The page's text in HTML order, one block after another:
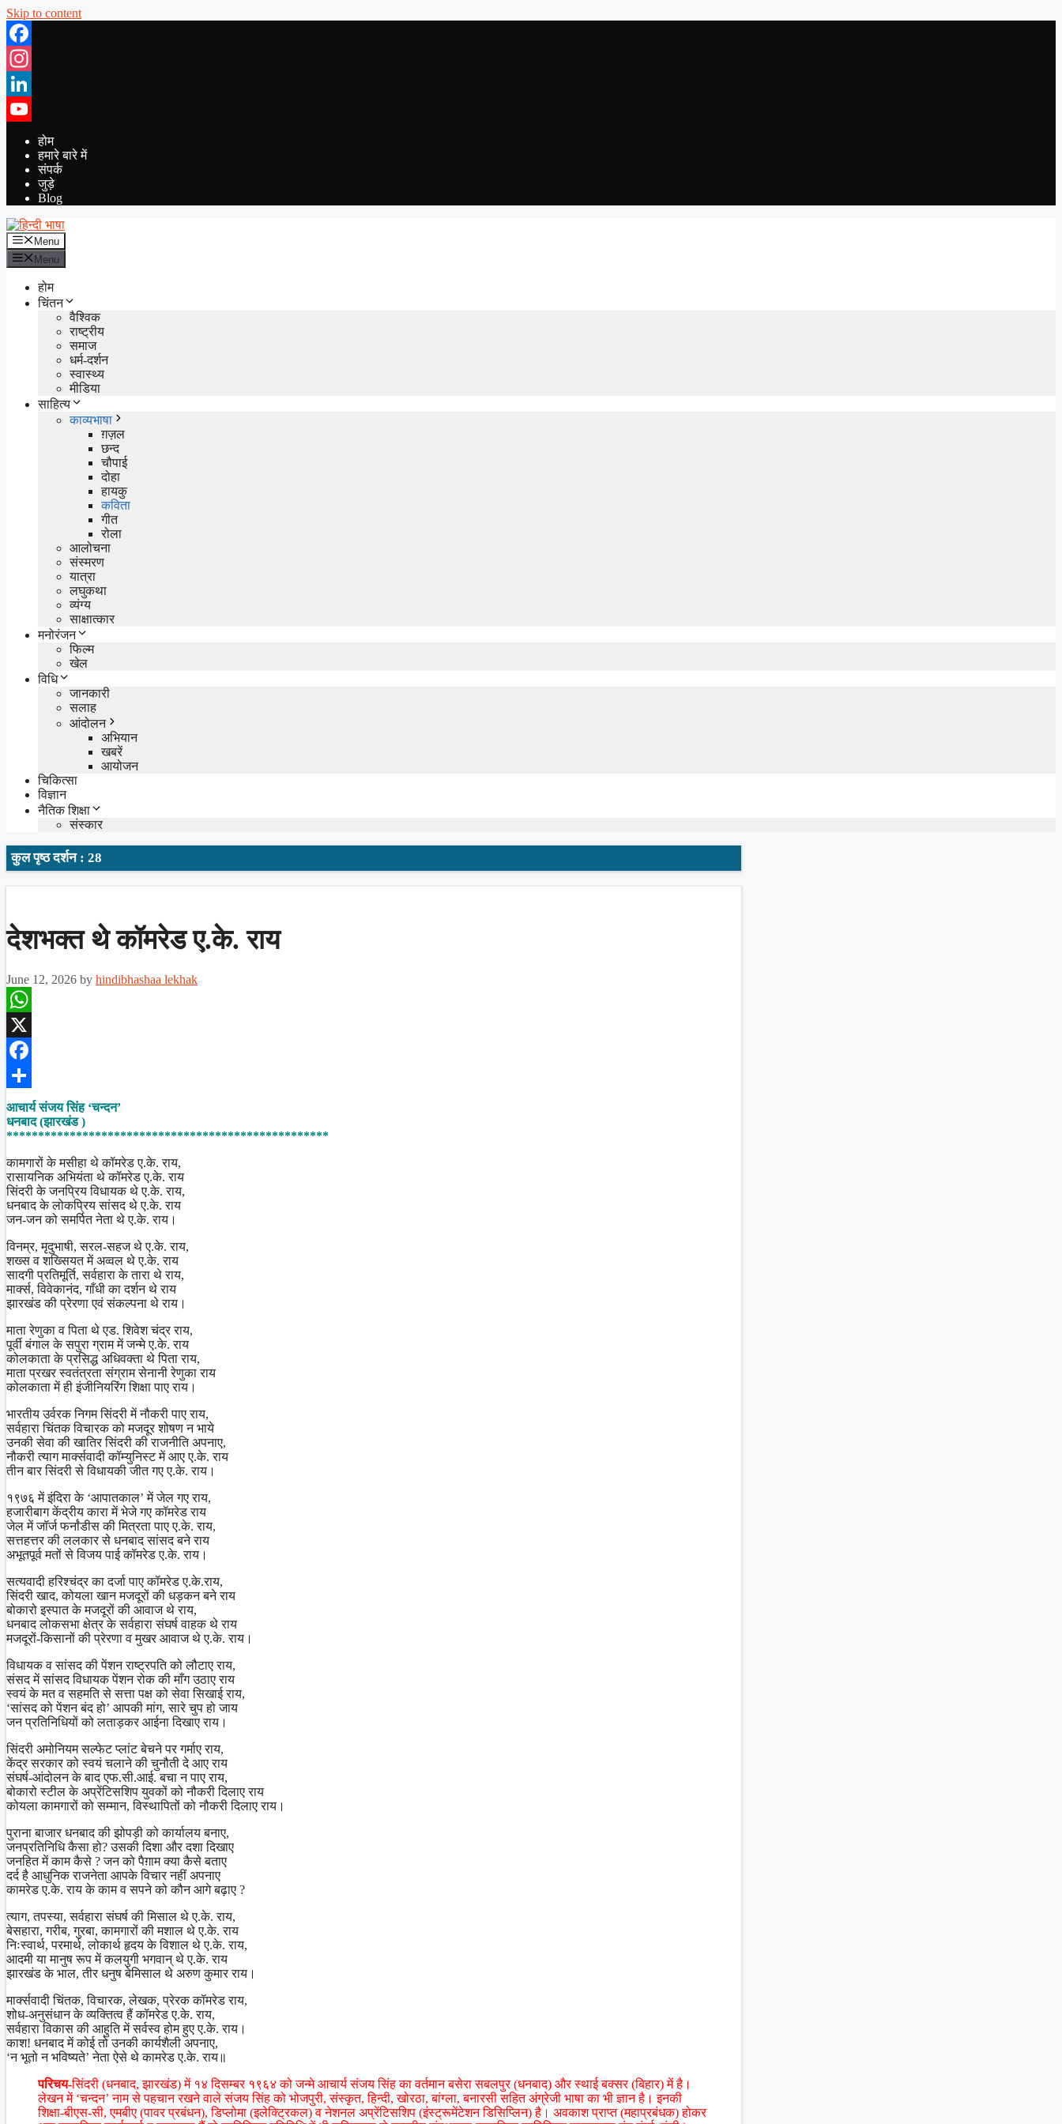
Skip to content
Facebook
Instagram
LinkedIn
YouTube
होम
हमारे बारे में
संपर्क
जुड़े
Blog
Menu
Menu
होम
चिंतन
वैश्विक
राष्ट्रीय
समाज
धर्म-दर्शन
स्वास्थ्य
मीडिया
साहित्य
काव्यभाषा
ग़ज़ल
छन्द
चौपाई
दोहा
हायकु
कविता
गीत
रोला
आलोचना
संस्मरण
यात्रा
लघुकथा
व्यंग्य
साक्षात्कार
मनोरंजन
फिल्म
खेल
विधि
जानकारी
सलाह
आंदोलन
अभियान
खबरें
आयोजन
चिकित्सा
विज्ञान
नैतिक शिक्षा
संस्कार
कुल पृष्ठ दर्शन : 28
देशभक्त थे कॉमरेड ए.के. राय
June 12, 2026 by hindibhashaa lekhak
WhatsApp
X
Facebook
Share
आचार्य संजय सिंह ‘चन्दन’
धनबाद (झारखंड )
***************************************************
कामगारों के मसीहा थे कॉमरेड ए.के. राय,
रासायनिक अभियंता थे कॉमरेड ए.के. राय
सिंदरी के जनप्रिय विधायक थे ए.के. राय,
धनबाद के लोकप्रिय सांसद थे ए.के. राय
जन-जन को समर्पित नेता थे ए.के. राय।
विनम्र, मृदुभाषी, सरल-सहज थे ए.के. राय,
शख्स व शख्सियत में अव्वल थे ए.के. राय
सादगी प्रतिमूर्ति, सर्वहारा के तारा थे राय,
मार्क्स, विवेकानंद, गाँधी का दर्शन थे राय
झारखंड की प्रेरणा एवं संकल्पना थे राय।
माता रेणुका व पिता थे एड. शिवेश चंद्र राय,
पूर्वी बंगाल के सपुरा ग्राम में जन्मे ए.के. राय
कोलकाता के प्रसिद्ध अधिवक्ता थे पिता राय,
माता प्रखर स्वतंत्रता संग्राम सेनानी रेणुका राय
कोलकाता में ही इंजीनियरिंग शिक्षा पाए राय।
भारतीय उर्वरक निगम सिंदरी में नौकरी पाए राय,
सर्वहारा चिंतक विचारक को मजदूर शोषण न भाये
उनकी सेवा की खातिर सिंदरी की राजनीति अपनाए,
नौकरी त्याग मार्क्सवादी कॉम्युनिस्ट में आए ए.के. राय
तीन बार सिंदरी से विधायकी जीत गए ए.के. राय।
१९७६ में इंदिरा के ‘आपातकाल’ में जेल गए राय,
हजारीबाग केंद्रीय कारा में भेजे गए कॉमरेड राय
जेल में जॉर्ज फर्नांडीस की मित्रता पाए ए.के. राय,
सत्तहत्तर की ललकार से धनबाद सांसद बने राय
अभूतपूर्व मतों से विजय पाई कॉमरेड ए.के. राय।
सत्यवादी हरिश्चंद्र का दर्जा पाए कॉमरेड ए.के.राय,
सिंदरी खाद, कोयला खान मजदूरों की धड़कन बने राय
बोकारो इस्पात के मजदूरों की आवाज थे राय,
धनबाद लोकसभा क्षेत्र के सर्वहारा संघर्ष वाहक थे राय
मजदूरों-किसानों की प्रेरणा व मुखर आवाज थे ए.के. राय।
विधायक व सांसद की पेंशन राष्ट्रपति को लौटाए राय,
संसद में सांसद विधायक पेंशन रोक की माँग उठाए राय
स्वयं के मत व सहमति से सत्ता पक्ष को सेवा सिखाई राय,
‘सांसद को पेंशन बंद हो’ आपकी मांग, सारे चुप हो जाय
जन प्रतिनिधियों को लताड़कर आईना दिखाए राय।
सिंदरी अमोनियम सल्फेट प्लांट बेचने पर गर्माए राय,
केंद्र सरकार को स्वयं चलाने की चुनौती दे आए राय
संघर्ष-आंदोलन के बाद एफ.सी.आई. बचा न पाए राय,
बोकारो स्टील के अप्रेंटिसशिप युवकों को नौकरी दिलाए राय
कोयला कामगारों को सम्मान, विस्थापितों को नौकरी दिलाए राय।
पुराना बाजार धनबाद की झोपड़ी को कार्यालय बनाए,
जनप्रतिनिधि कैसा हो? उसकी दिशा और दशा दिखाए
जनहित में काम कैसे ? जन को पैग़ाम क्या कैसे बताए
दर्द है आधुनिक राजनेता आपके विचार नहीं अपनाए
कामरेड ए.के. राय के काम व सपने को कौन आगे बढ़ाए ?
त्याग, तपस्या, सर्वहारा संघर्ष की मिसाल थे ए.के. राय,
बेसहारा, गरीब, गुरबा, कामगारों की मशाल थे ए.के. राय
निःस्वार्थ, परमार्थ, लोकार्थ हृदय के विशाल थे ए.के. राय,
आदमी या मानुष रूप में कलयुगी भगवान् थे ए.के. राय
झारखंड के भाल, तीर धनुष बेमिसाल थे अरुण कुमार राय।
मार्क्सवादी चिंतक, विचारक, लेखक, प्रेरक कॉमरेड राय,
शोध-अनुसंधान के व्यक्तित्व हैं कॉमरेड ए.के. राय,
सर्वहारा विकास की आहुति में सर्वस्व होम हुए ए.के. राय।
काश! धनबाद में कोई तो उनकी कार्यशैली अपनाए,
‘न भूतो न भविष्यते’ नेता ऐसे थे कामरेड ए.के. राय॥
परिचय-सिंदरी (धनबाद, झारखंड) में १४ दिसम्बर १९६४ को जन्मे आचार्य संजय सिंह का वर्तमान बसेरा सबलपुर (धनबाद) और स्थाई बक्सर (बिहार) में है।
लेखन में ‘चन्दन’ नाम से पहचान रखने वाले संजय सिंह को भोजपुरी, संस्कृत, हिन्दी, खोरठा, बांग्ला, बनारसी सहित अंग्रेजी भाषा का भी ज्ञान है। इनकी
शिक्षा-बीएस-सी, एमबीए (पावर प्रबंधन), डिप्लोमा (इलेक्ट्रिकल) व नेशनल अप्रेंटिसशिप (इंस्ट्रूमेंटेशन डिसिप्लिन) है। अवकाश प्राप्त (महाप्रबंधक) होकर